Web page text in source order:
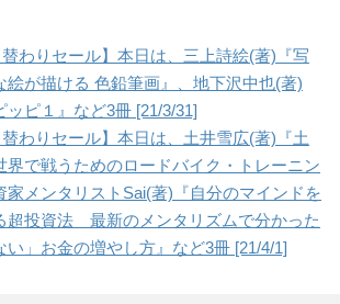
替わりセール】本日は、三上詩絵(著)『写
絵が描ける 色鉛筆画』、地下沢中也(著)
ッピ１』など3冊 [21/3/31]
替わりセール】本日は、土井雪広(著)『土
界で戦うためのロードバイク・トレーニン
家メンタリストSai(著)『自分のマインドを
超投資法 最新のメンタリズムで分かった
い」お金の増やし方』など3冊 [21/4/1]